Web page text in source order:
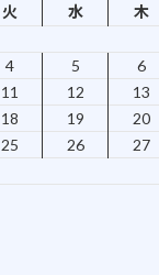
火 水 木
4 5 6
11 12 13
18 19 20
25 26 27